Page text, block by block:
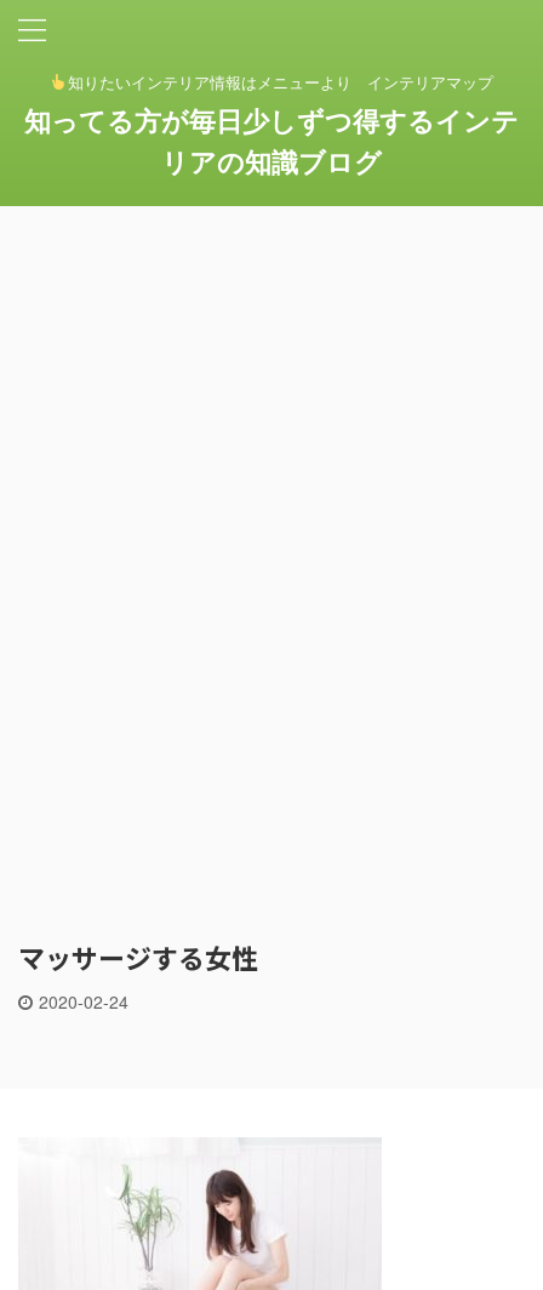
知りたいインテリア情報はメニューより インテリアマップ
知ってる方が毎日少しずつ得するインテ
リアの知識ブログ
マッサージする女性
2020-02-24